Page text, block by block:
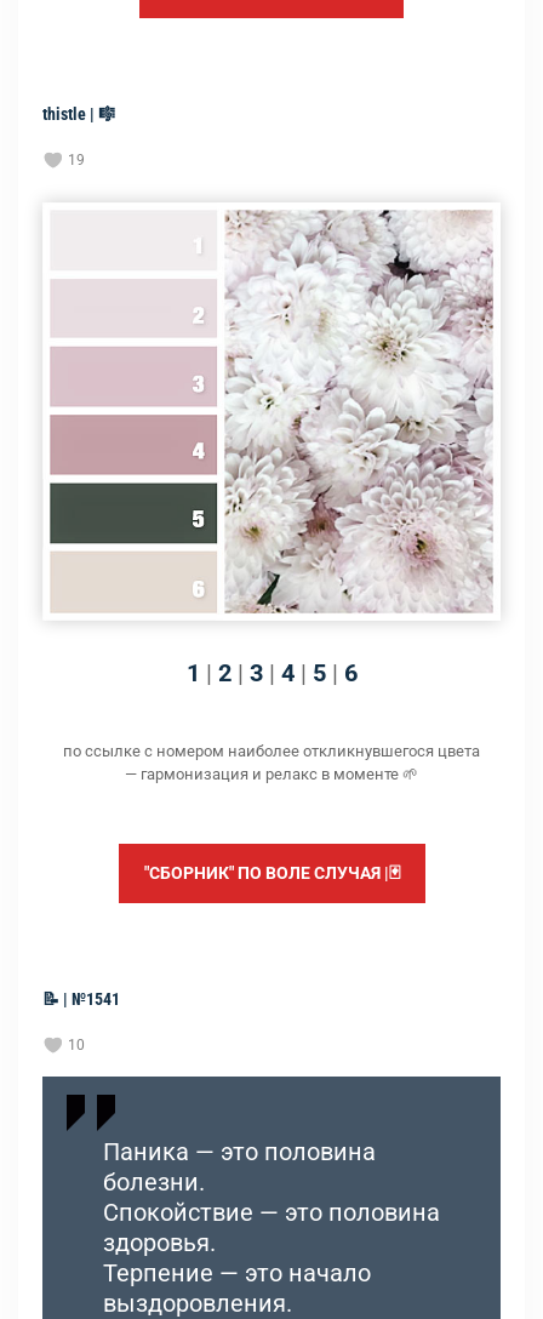
thistle | 🎼
19
1 | 2 | 3 | 4 | 5 | 6
по ссылке с номером наиболее откликнувшегося цвета
— гармонизация и релакс в моменте 🌱
"СБОРНИК" ПО ВОЛЕ СЛУЧАЯ |🃏
📝 | №1541
10
Паника — это половина
болезни.
Спокойствие — это половина
здоровья.
Терпение — это начало
выздоровления.